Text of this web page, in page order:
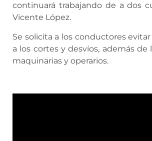
continuará trabajando de a dos
Vicente López.
Se solicita a los conductores
a los cortes y desvíos, además de
maquinarias y operarios.